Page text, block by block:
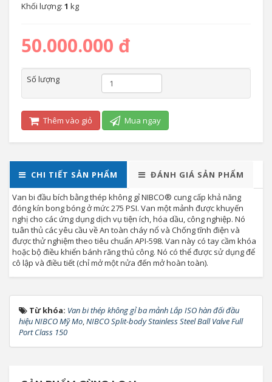
Khối lượng: 1 kg
50.000.000 đ
Số lượng
Thêm vào giỏ Mua ngay
CHI TIẾT SẢN PHẨM ĐÁNH GIÁ SẢN PHẨM
Van bi đầu bích bằng thép không gỉ NIBCO® cung cấp khả năng
đóng kín bong bóng ở mức 275 PSI. Van một mảnh được khuyến
nghị cho các ứng dụng dịch vụ tiện ích, hóa dầu, công nghiệp. Nó
tuân thủ các yêu cầu về An toàn cháy nổ và Chống tĩnh điện và
được thử nghiệm theo tiêu chuẩn API-598. Van này có tay cầm khóa
hoặc bộ điều khiển bánh răng thủ công. Nó có thể được sử dụng để
cô lập và điều tiết (chỉ mở một nửa đến mở hoàn toàn).
Từ khóa: Van bi thép không gỉ ba mảnh Lắp ISO hàn đối đầu
hiệu NIBCO Mỹ Mo,NIBCO Split-body Stainless Steel Ball Valve Full
Port Class 150